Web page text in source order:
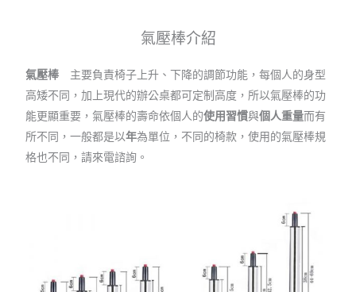
氣壓棒介紹
氣壓棒主要負責椅子上升、下降的調節功能，每個人的身型
高矮不同，加上現代的辦公桌都可定制高度，所以氣壓棒的功
能更顯重要，氣壓棒的壽命依個人的使用習慣與個人重量而有
所不同，一般都是以年為單位，不同的椅款，使用的氣壓棒規
格也不同，請來電諮詢。